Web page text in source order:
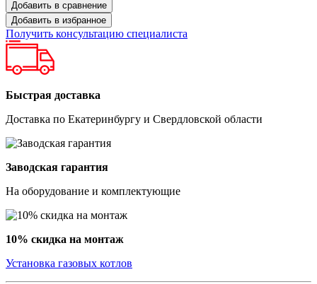
Добавить в сравнение
Добавить в избранное
Получить консультацию специалиста
Быстрая доставка
Доставка по Екатеринбургу и Свердловской области
Заводская гарантия
На оборудование и комплектующие
10% скидка на монтаж
Установка газовых котлов